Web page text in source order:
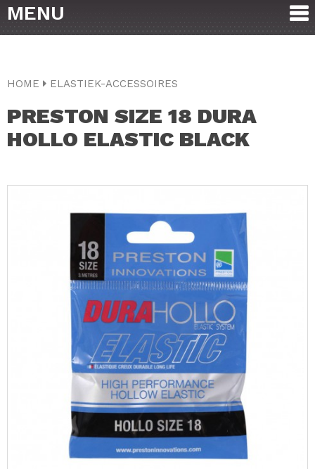
MENU
HOME ELASTIEK-ACCESSOIRES
PRESTON SIZE 18 DURA
HOLLO ELASTIC BLACK